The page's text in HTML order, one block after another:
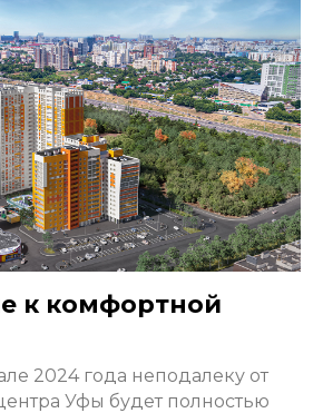
к комфортной
2024 года неподалеку от
Уфы будет полностью